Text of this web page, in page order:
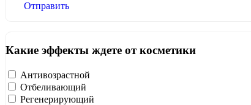
Отправить
Какие эффекты ждете от косметики
Антивозрастной
Отбеливающий
Регенерирующий